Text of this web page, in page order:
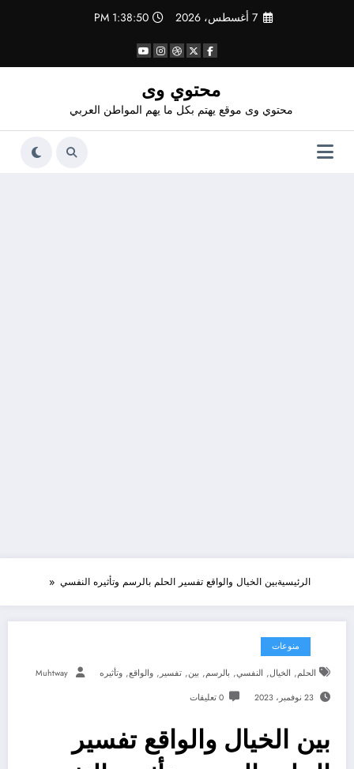
7 أغسطس، 2026 1:38:51 PM
محتوي وى
محتوي وى موقع يهتم بكل ما يهم المواطن العربي
الرئيسيةبين الخيال والواقع تفسير الحلم بالرسم وتأثيره النفسي
منوعات
الحلم, الخيال, النفسي, بالرسم, بين, تفسير , والواقع, وتأثيره Muhtway
23 نوفمبر، 2023 0 تعليقات
بين الخيال والواقع تفسير